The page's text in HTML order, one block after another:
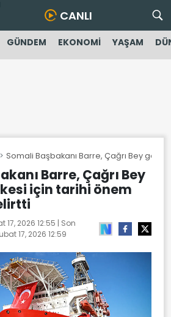
CANLI
GÜNDEM EKONOMİ YAŞAM
Somali Başbakanı Barre, Çağrı Bey
Barre, Çağrı Bey
için tarihi önem
17, 2026 12:55 | Son
17, 2026 12:59